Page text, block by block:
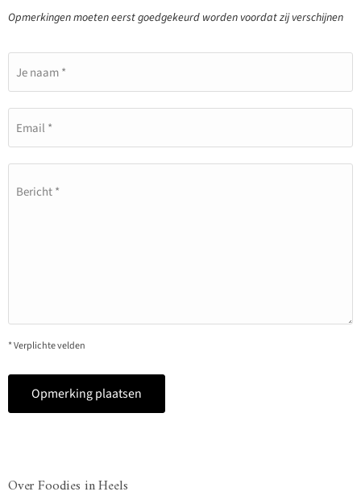
Opmerkingen moeten eerst goedgekeurd worden voordat zij verschijnen
Je naam *
Email *
Bericht *
* Verplichte velden
Opmerking plaatsen
Over Foodies in Heels